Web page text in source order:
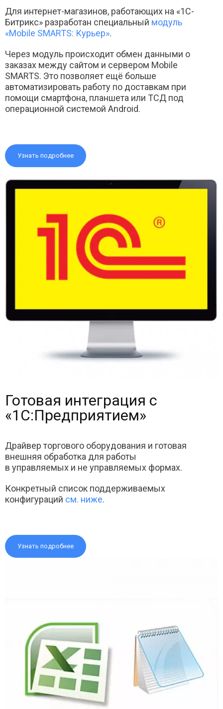
Для интернет-магазинов, работающих на «1С-
Битрикс» разработан специальный модуль
«Mobile SMARTS: Курьер».
Через модуль происходит обмен данными о
заказах между сайтом и сервером Mobile
SMARTS. Это позволяет ещё больше
автоматизировать работу по доставкам при
помощи смартфона, планшета или ТСД под
операционной системой Android.
Узнать подробнее
Готовая интеграция с
«1С:Предприятием»
Драйвер торгового оборудования и готовая
внешняя обработка для работы
в управляемых и не управляемых формах.
Конкретный список поддерживаемых
конфигураций см. ниже.
Узнать подробнее